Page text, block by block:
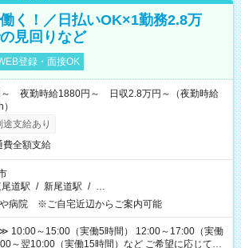
く！／日払いOK×1勤務2.8万
見回りなど
登録・面接OK
～ 夜勤時給1880円～ 日収2.8万円～（夜勤時給
支給あり
費全額支給
道駅 / 新尾道駅 / …
病院 ※ご自宅近辺からご案内可能
10:00～15:00（実働5時間） 12:00～17:00（実働
10:00（実働15時間）など ご希望に応じて、